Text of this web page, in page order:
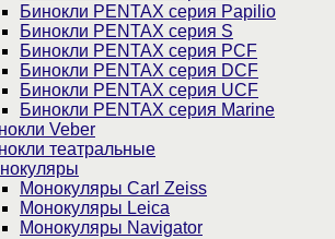
Бинокли PENTAX серия Papilio
Бинокли PENTAX серия S
Бинокли PENTAX серия PCF
Бинокли PENTAX серия DCF
Бинокли PENTAX серия UCF
Бинокли PENTAX серия Marine
Veber
театральные
Монокуляры Carl Zeiss
Монокуляры Leica
Монокуляры Navigator